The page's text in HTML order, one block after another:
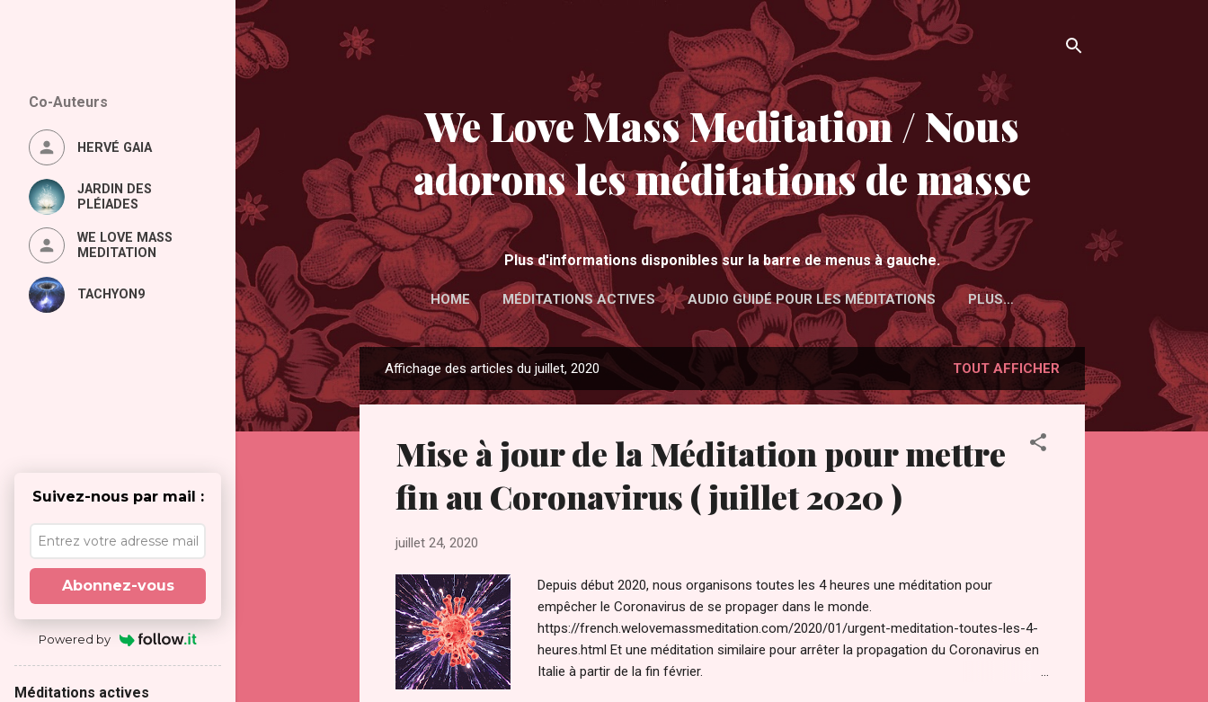
We Love Mass Meditation / Nous
adorons les méditations de masse
Plus d'informations disponibles sur la barre de menus à gauche.
HOME MÉDITATIONS ACTIVES AUDIO GUIDÉ POUR LES MÉDITATIONS PLUS…
A
r
t
Affichage des articles du juillet, 2020 TOUT AFFICHER
Mise à jour de la Méditation pour mettre
fin au Coronavirus ( juillet 2020 )
juillet 24, 2020
Depuis début 2020, nous organisons toutes les 4 heures une méditation pour
empêcher le Coronavirus de se propager dans le monde.
https://french.welovemassmeditation.com/2020/01/urgent-meditation-toutes-les-4-
heures.html Et une méditation similaire pour arrêter la propagation du Coronavirus en
Italie à partir de la fin février.
Co-Auteurs
HERVÉ GAIA
JARDIN DES
PLÉIADES
WE LOVE MASS
MEDITATION
TACHYON9
Suivez-nous par mail :
Abonnez-vous
Powered by
Méditations actives